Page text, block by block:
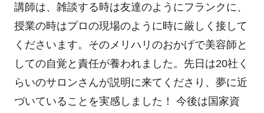
講師は、雑談する時は友達のようにフランクに、
授業の時はプロの現場のように時に厳しく接して
くださいます。そのメリハリのおかげで美容師と
しての自覚と責任が養われました。先日は20社く
らいのサロンさんが説明に来てくださり、夢に近
づいていることを実感しました！ 今後は国家資